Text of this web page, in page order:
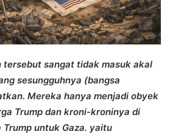
tersebut sangat tidak masuk akal
sesungguhnya (bangsa
Mereka hanya menjadi obyek
Trump dan kroni-kroninya di
Trump untuk Gaza. yaitu